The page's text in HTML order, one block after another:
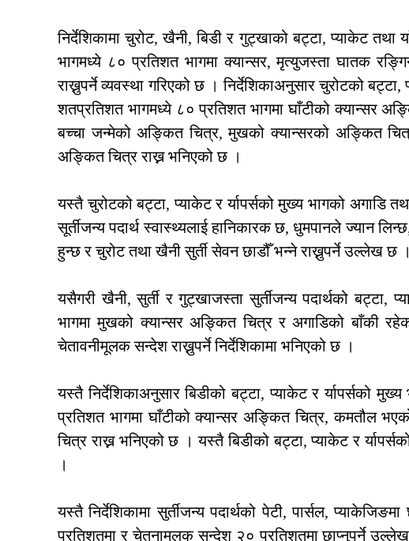
निर्देशिकामा चुरोट, खैनी, बिडी र गुट्खाको बट्टा, प्याकेट तथा
भागमध्ये ८० प्रतिशत भागमा क्यान्सर, मृत्युजस्ता घातक
राख्नुपर्ने व्यवस्था गरिएको छ । निर्देशिकाअनुसार चुरोटको
शतप्रतिशत भागमध्ये ८० प्रतिशत भागमा घाँटीको क्यान्सर
बच्चा जन्मेको अङ्कित चित्र, मुखको क्यान्सरको अङ्कित
अङ्कित चित्र राख्न भनिएको छ ।
यस्तै चुरोटको बट्टा, प्याकेट र र्यापर्सको मुख्य भागको अगाडि
सूर्तीजन्य पदार्थ स्वास्थ्यलाई हानिकारक छ, धुमपानले ज्यान
हुन्छ र चुरोट तथा खैनी सुर्ती सेवन छाडौँ भन्ने राख्नुपर्ने उल्लेख छ ।
यसैगरी खैनी, सुर्ती र गुट्खाजस्ता सुर्तीजन्य पदार्थको बट्टा,
भागमा मुखको क्यान्सर अङ्कित चित्र र अगाडिको बाँकी
चेतावनीमूलक सन्देश राख्नुपर्ने निर्देशिकामा भनिएको छ ।
यस्तै निर्देशिकाअनुसार बिडीको बट्टा, प्याकेट र र्यापर्सको
प्रतिशत भागमा घाँटीको क्यान्सर अङ्कित चित्र, कमतौल
चित्र राख्न भनिएको छ । यस्तै बिडीको बट्टा, प्याकेट र
।
यस्तै निर्देशिकामा सुर्तीजन्य पदार्थको पेटी, पार्सल,
प्रतिशतमा र चेतनामूलक सन्देश २० प्रतिशतमा छाप्नुुपर्ने